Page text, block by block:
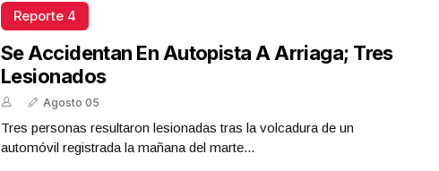
Reporte 4
Se Accidentan En Autopista A Arriaga; Tres
Lesionados
Agosto 05
Tres personas resultaron lesionadas tras la volcadura de un
automóvil registrada la mañana del marte...